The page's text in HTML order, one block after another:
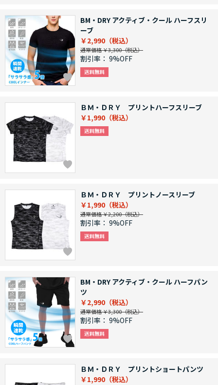
BM・DRY アクティブ・クール ハーフスリ
ーブ
￥2,990
通常価格 ￥3,300
割引率： 9%OFF
ＢＭ・ＤＲＹ プリントハーフスリーブ
￥1,990
ＢＭ・ＤＲＹ プリントノースリーブ
￥1,990
通常価格 ￥2,200
割引率： 9%OFF
BM・DRY アクティブ・クール ハーフパン
ツ
￥2,990
通常価格 ￥3,300
割引率： 9%OFF
ＢＭ・ＤＲＹ プリントショートパンツ
￥1,990